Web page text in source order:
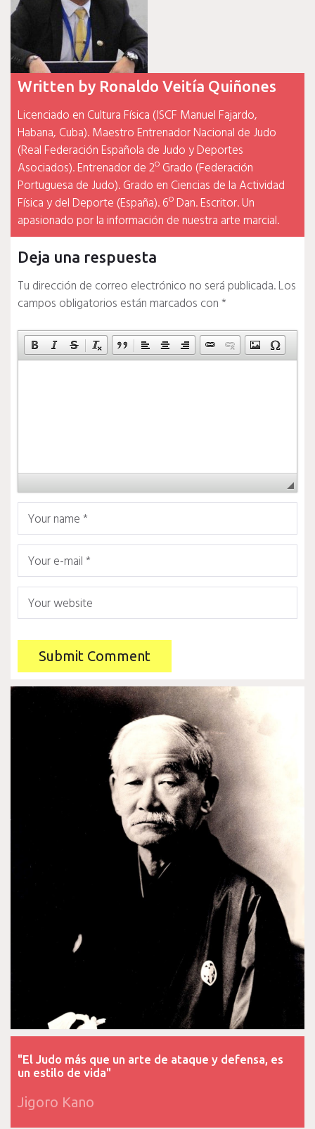
Written by Ronaldo Veitía Quiñones
Licenciado en Cultura Física (ISCF Manuel Fajardo,
Habana, Cuba). Maestro Entrenador Nacional de Judo
(Real Federación Española de Judo y Deportes
Asociados). Entrenador de 2º Grado (Federación
Portuguesa de Judo). Grado en Ciencias de la Actividad
Física y del Deporte (España). 6º Dan. Escritor. Un
apasionado por la información de nuestra arte marcial.
Deja una respuesta
Tu dirección de correo electrónico no será publicada.Los
campos obligatorios están marcados con*
"El Judo más que un arte de ataque y defensa, es
un estilo de vida"
Jigoro Kano